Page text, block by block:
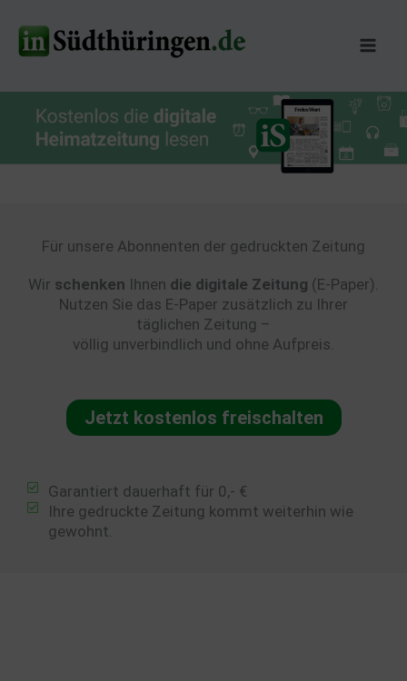
Inhalt
springen
Für unsere Abonnenten der gedruckten Zeitung
Wir schenken Ihnen die digitale Zeitung (E-Paper).
Nutzen Sie das E-Paper zusätzlich zu Ihrer
täglichen Zeitung –
völlig unverbindlich und ohne Aufpreis.
Jetzt kostenlos freischalten
Garantiert dauerhaft für 0,- €
Ihre gedruckte Zeitung kommt weiterhin wie
gewohnt.